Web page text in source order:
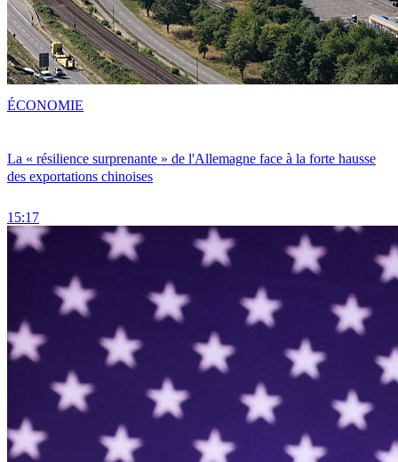
La « résilience surprenante » de l'Allemagne face à la forte hausse
des exportations chinoises
15:17
ÉCONOMIE